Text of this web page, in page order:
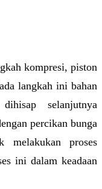
kompresi, piston
langkah ini bahan
selanjutnya
percikan bunga
proses
ini dalam keadaan